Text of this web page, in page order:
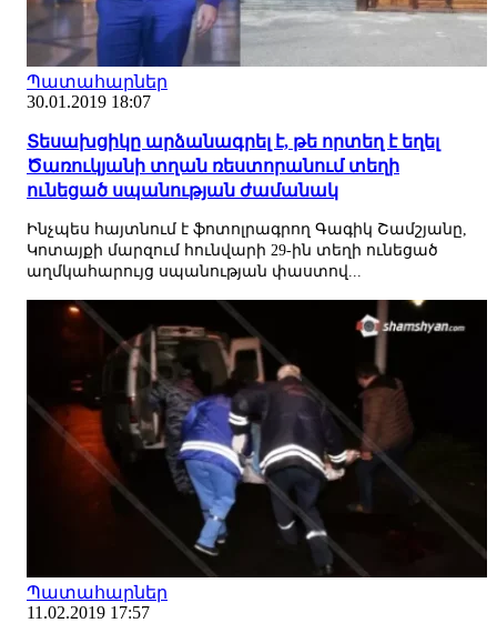
Պատահարներ
30.01.2019 18:07
Տեսախցիկը արձանագրել է, թե որտեղ է եղել
Ծառուկյանի տղան ռեստորանում տեղի
ունեցած սպանության ժամանակ
Ինչպես հայտնում է ֆոտոլրագրող Գագիկ Շամշյանը,
Կոտայքի մարզում հունվարի 29-ին տեղի ունեցած
աղմկահարույց սպանության փաստով...
Պատահարներ
11.02.2019 17:57